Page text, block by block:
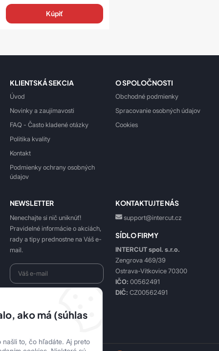
Kúpiť
KLIENTSKÁ SEKCIA
Úvod
Novinky a zaujímavosti
FAQ - Často kladené otázky
Politika kvality
Kontakt
Podmienky ochrany osobných
údajov
O SPOLOČNOSTI
Obchodné podmienky
Spracovanie osobných údajov
Cookies
NEWSLETTER
Nenechajte si nič uniknúť!
Pravidelné informácie o akciách,
rady a tipy prednostne na Váš e-
mail.
Prihlásiť sa k odberu
KONTAKTUJTE NÁS
support@intercut.cz
SÍDLO FIRMY
INTERCUT spol. s.r.o.
Zengrova 469/39
Ostrava-Vítkovice 70300
IČO: 00562491
DIČ: CZ00562491
ako má (súhlas
to, čo hľadáte. Aj preto